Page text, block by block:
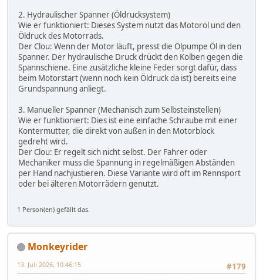
2. Hydraulischer Spanner (Öldrucksystem)
Wie er funktioniert: Dieses System nutzt das Motoröl und den
Öldruck des Motorrads.
Der Clou: Wenn der Motor läuft, presst die Ölpumpe Öl in den
Spanner. Der hydraulische Druck drückt den Kolben gegen die
Spannschiene. Eine zusätzliche kleine Feder sorgt dafür, dass
beim Motorstart (wenn noch kein Öldruck da ist) bereits eine
Grundspannung anliegt.
3. Manueller Spanner (Mechanisch zum Selbsteinstellen)
Wie er funktioniert: Dies ist eine einfache Schraube mit einer
Kontermutter, die direkt von außen in den Motorblock
gedreht wird.
Der Clou: Er regelt sich nicht selbst. Der Fahrer oder
Mechaniker muss die Spannung in regelmäßigen Abständen
per Hand nachjustieren. Diese Variante wird oft im Rennsport
oder bei älteren Motorrädern genutzt.
1 Person(en) gefällt das.
Monkeyrider
#179
13. Juli 2026, 10:46:15